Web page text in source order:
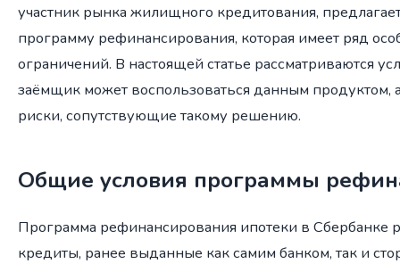
участник рынка жилищного кредитования,
программу рефинансирования, которая имеет ряд
ограничений. В настоящей статье рассматриваются
заёмщик может воспользоваться данным продуктом,
риски, сопутствующие такому решению.
Общие условия программы
Программа рефинансирования ипотеки в Сбербанке
кредиты, ранее выданные как самим банком, так и